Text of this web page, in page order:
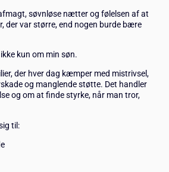
søvnløse nætter og følelsen af at
der var større, end nogen burde bære
kun om min søn.
der hver dag kæmper med mistrivsel,
og manglende støtte. Det handler
og om at finde styrke, når man tror,
til: